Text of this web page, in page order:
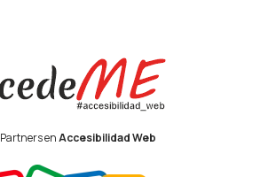
Partners enAccesibilidad Web